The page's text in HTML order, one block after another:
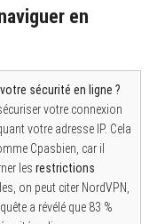
en
sécurité en ligne ?
votre connexion
votre adresse IP. Cela
Cpasbien, car il
les restrictions
on peut citer NordVPN,
a révélé que 83 %